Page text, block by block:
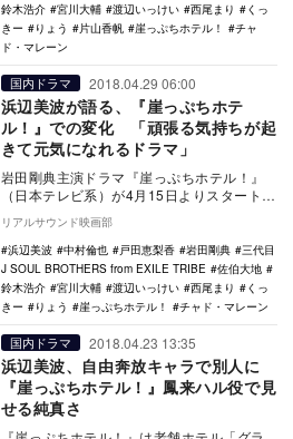
鈴木浩介
宮川大輔 渡辺いっけい 西尾まり
くっ
きー
りょう 片山香帆 崖っぷちホテル！
チャ
ド・マレーン
国内ドラマ 2018.04.29 06:00
浜辺美波が語る、『崖っぷちホテ
ル！』での変化 「頑張る気持ちが起
きて元気になれるドラマ」
岩田剛典主演ドラマ『崖っぷちホテル！』
（日本テレビ系）が4月15日よりスタートし
た。ヤル気・実力ともにゼロのスタッフが
集う、破産…
リアルサウンド映画部
浜辺美波
中村倫也 戸田恵梨香 岩田剛典
三代目
J SOUL BROTHERS from EXILE TRIBE
佐伯大地
鈴木浩介
宮川大輔 渡辺いっけい 西尾まり
くっ
きー
りょう 崖っぷちホテル！ チャド・マレーン
国内ドラマ 2018.04.23 13:35
浜辺美波、自由奔放キャラで別人に
『崖っぷちホテル！』鳳来ハル役で見
せる純真さ